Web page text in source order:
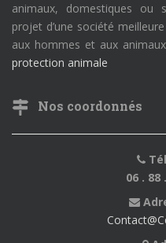
animaux, domestiques ou
projet d’une société
aux hommes et aux
protection animale
Nos coordonnés
06 . 88